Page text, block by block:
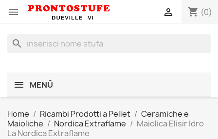
 shopping_cart (0)

search
MENÙ
Home Ricambi Prodotti a Pellet
Ceramiche e
Maioliche
Nordica Extraflame
Maiolica Elisir Idro
La Nordica Extraflame